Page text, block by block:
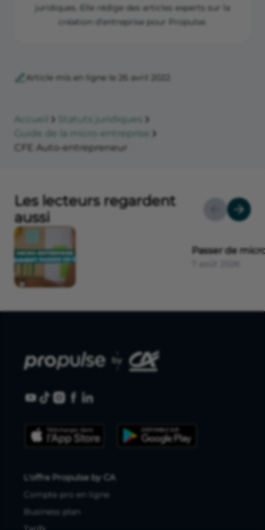
juridiques. Elle rédige des articles experts sur la
création d’entreprise pour Propulse.
Article mis en ligne le 26 avril 2022
Accueil
Statuts juridiques
Guide de la micro-entreprise
CFE Auto-entrepreneur
Les lecteurs regardent
aussi
Passer de
L'offre Propulse by CA
Compte pro en ligne
Business plan